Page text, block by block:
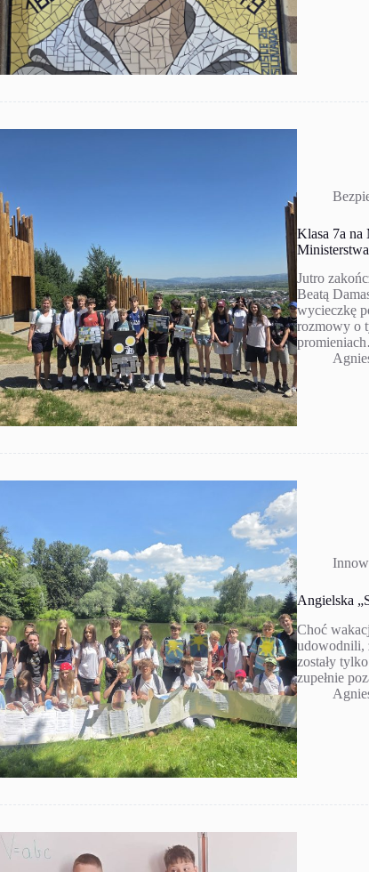
Klasa 7a
Jutro
Beatą
wycieczkę
rozmowy o
Angielska
Choć
udowodnili,
zostały
zupełnie